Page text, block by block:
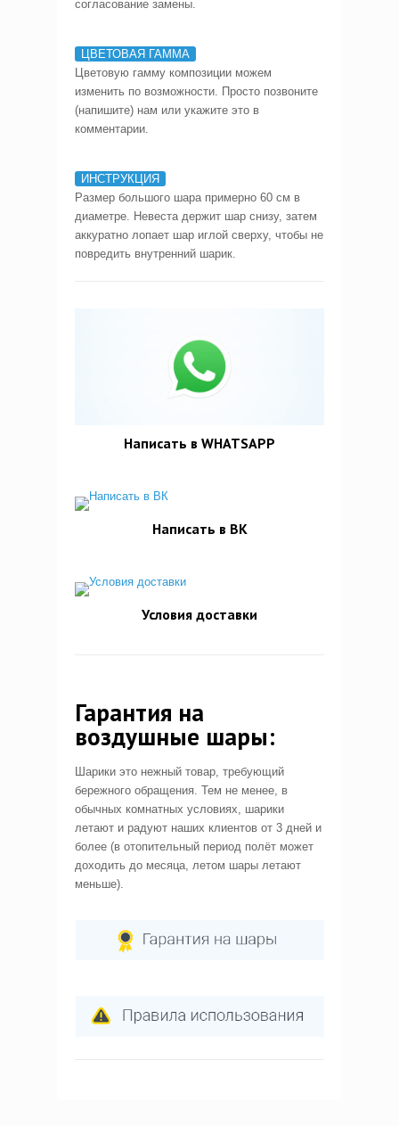
согласование замены.
ЦВЕТОВАЯ ГАММА
Цветовую гамму композиции можем
изменить по возможности. Просто позвоните
(напишите) нам или укажите это в
комментарии.
ИНСТРУКЦИЯ
Размер большого шара примерно 60 см в
диаметре. Невеста держит шар снизу, затем
аккуратно лопает шар иглой сверху, чтобы не
повредить внутренний шарик.
Написать в WHATSAPP
Написать в ВК
Условия доставки
Гарантия на
воздушные шары:
Шарики это нежный товар, требующий
бережного обращения. Тем не менее, в
обычных комнатных условиях, шарики
летают и радуют наших клиентов от 3 дней и
более (в отопительный период полёт может
доходить до месяца, летом шары летают
меньше).